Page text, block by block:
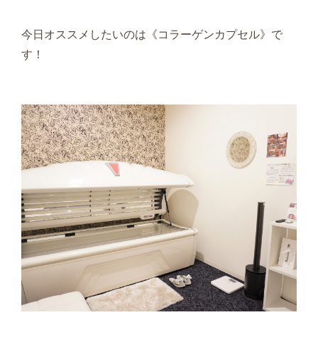
今日オススメしたいのは《コラーゲンカプセル》で
す！